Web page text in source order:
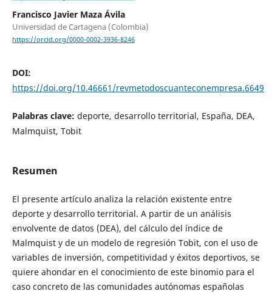
Francisco Javier Maza Ávila
Universidad de Cartagena (Colombia)
https://orcid.org/0000-0002-3936-8246
DOI:
https://doi.org/10.46661/revmetodoscuanteconempresa.6649
Palabras clave: deporte, desarrollo territorial, España, DEA,
Malmquist, Tobit
Resumen
El presente artículo analiza la relación existente entre
deporte y desarrollo territorial. A partir de un análisis
envolvente de datos (DEA), del cálculo del índice de
Malmquist y de un modelo de regresión Tobit, con el uso de
variables de inversión, competitividad y éxitos deportivos, se
quiere ahondar en el conocimiento de este binomio para el
caso concreto de las comunidades autónomas españolas